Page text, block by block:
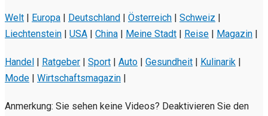
Welt | Europa | Deutschland | Österreich | Schweiz |
Liechtenstein | USA | China | Meine Stadt | Reise | Magazin |
Handel | Ratgeber | Sport | Auto | Gesundheit | Kulinarik |
Mode | Wirtschaftsmagazin |
Anmerkung: Sie sehen keine Videos? Deaktivieren Sie den